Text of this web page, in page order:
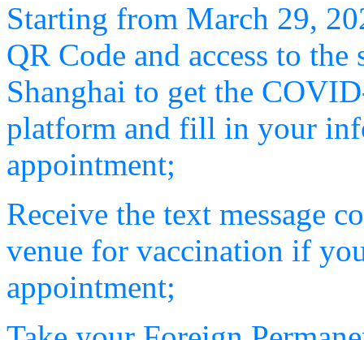
Starting from March 29,
QR Code and access to
Shanghai to get the
platform and fill in your
appointment;
Receive the text message
venue for vaccination if
appointment;